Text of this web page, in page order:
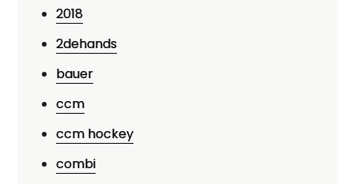
2018
2dehands
bauer
ccm
ccm hockey
combi